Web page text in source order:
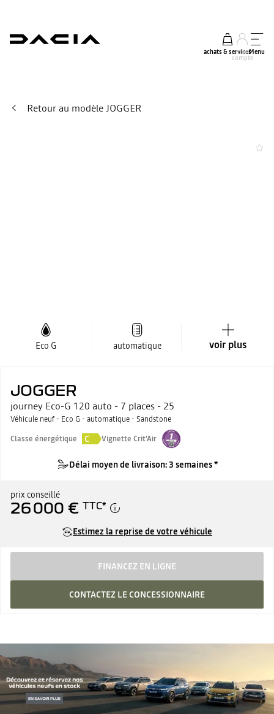
achats & services
mon
compte
Menu
Retour au modèle JOGGER
Eco G automatique voir plus
JOGGER
journey Eco-G 120 auto - 7 places - 25
Véhicule neuf - Eco G - automatique - Sandstone
Classe énergétique
C Vignette Crit'Air
Délai moyen de livraison: 3 semaines *
prix conseillé
26 000 € TTC*
Estimez la reprise de votre véhicule
FINANCEZ EN LIGNE
CONTACTEZ LE CONCESSIONNAIRE